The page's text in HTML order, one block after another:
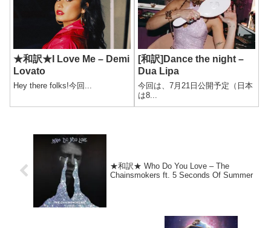
★和訳★I Love Me – Demi
Lovato
Hey there folks!今回...
[和訳]Dance the night –
Dua Lipa
今回は、7月21日公開予定（日本
は8...
★和訳★ Who Do You Love – The
Chainsmokers ft. 5 Seconds Of Summer